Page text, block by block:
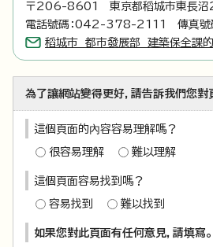
〒206-8601 東京都稻城市東長沼
電話號碼：042-378-2111 傳真
稻城市 都市發展部 建築保全課
為了讓網站變得更好，請告訴我們您對
這個頁面的內容容易理解嗎？
很容易理解 難以理解
這個頁面容易找到嗎？
容易找到 難以找到
如果您對此頁面有任何意見，請填寫。